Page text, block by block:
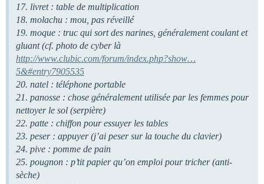
17. livret : table de multiplication
18. molachu : mou, pas réveillé
19. moque : truc qui sort des narines, généralement coulant et
gluant (cf. photo de cyber là
http://www.clubic.com/forum/index.php?show…
5&#entry7905535
20. natel : téléphone portable
21. panosse : chose généralement utilisée par les femmes pour
nettoyer le sol (serpière)
22. patte : chiffon pour essuyer les tables
23. peser : appuyer (j’ai peser sur la touche du clavier)
24. pive : pomme de pain
25. pougnon : p’tit papier qu’on emploi pour tricher (anti-
sèche)